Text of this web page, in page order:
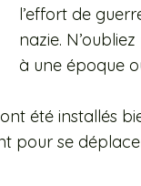
l’effort de
nazie.
à une époque
été installés
pour se